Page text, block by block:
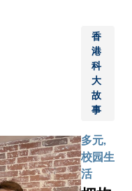
围团队向
伙伴、投
及学术领
一众嘉宾
创新项目
学组」中
注透过人
慧（AI）
大校长叶
玉如教授
会见了
Bokova
女士及其
代表团，
出席的科
大高层领
导包括协
理副校长
香
港
科
大
故
事
多元,
校园生
活